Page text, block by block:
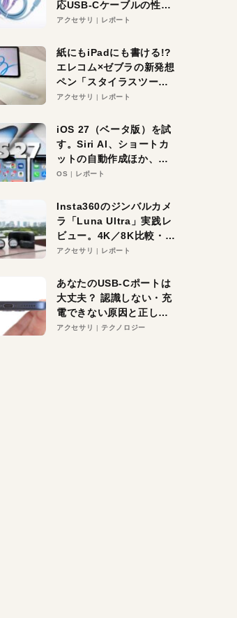
応USB-Cケーブルの性能
を検証。超コスパの1本を
アクセサリ レポート
紙にもiPadにも書ける!?
エレコム×ゼブラの新発想
ペン「スタイラスツーウ
ェイ」レビュー。持ち替
アクセサリ レポート
iOS 27（ベータ版）を試
す。Siri AI、ショートカ
ットの自動作成ほか、期
待大の便利機能5選。
る未来はすぐそこ！
OS レポート
Insta360のジンバルカメ
ラ「Luna Ultra」実践レ
ビュー。4K／8K比較・ズ
ーム・夜間撮影をチェッ
アクセサリ レポート
あなたのUSB-Cポートは
大丈夫？ 認識しない・充
電できない原因と正しい
対策
アクセサリ テクノロジー